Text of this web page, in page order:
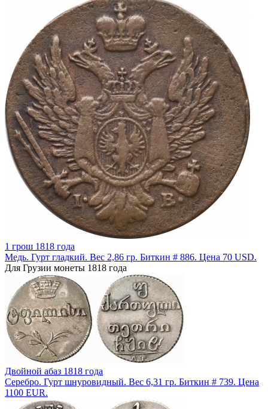
1 грош 1818 года
Медь. Гурт гладкий. Вес 2,86 гр. Биткин # 886. Цена 70 USD.
Для Грузии монеты 1818 года
Двойной абаз 1818 года
Серебро. Гурт шнуровидный. Вес 6,31 гр. Биткин # 739. Цена
1100 EUR.